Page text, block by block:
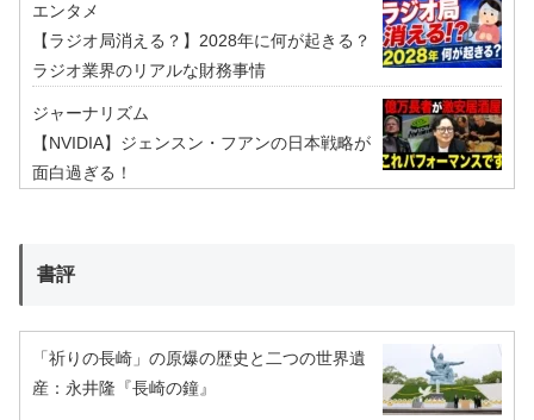
エンタメ
【ラジオ局消える？】2028年に何が起きる？
ラジオ業界のリアルな財務事情
ジャーナリズム
【NVIDIA】ジェンスン・フアンの日本戦略が
面白過ぎる！
書評
「祈りの長崎」の原爆の歴史と二つの世界遺
産：永井隆『長崎の鐘』